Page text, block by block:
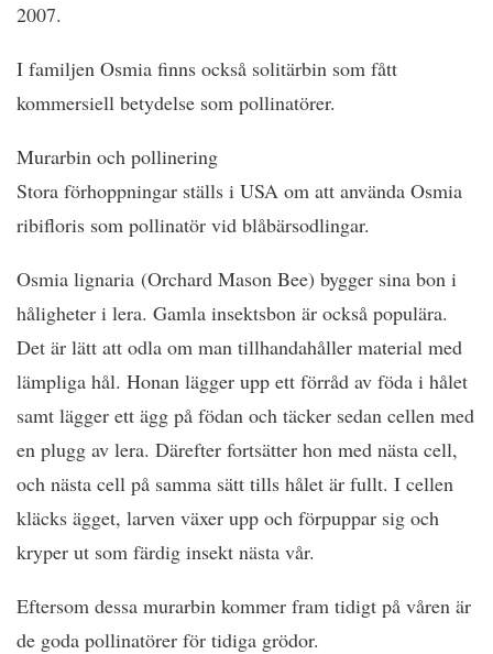
2007.
I familjen Osmia finns också solitärbin som fått
kommersiell betydelse som pollinatörer.
Murarbin och pollinering
Stora förhoppningar ställs i USA om att använda Osmia
ribifloris som pollinatör vid blåbärsodlingar.
Osmia lignaria (Orchard Mason Bee) bygger sina bon i
håligheter i lera. Gamla insektsbon är också populära.
Det är lätt att odla om man tillhandahåller material med
lämpliga hål. Honan lägger upp ett förråd av föda i hålet
samt lägger ett ägg på födan och täcker sedan cellen med
en plugg av lera. Därefter fortsätter hon med nästa cell,
och nästa cell på samma sätt tills hålet är fullt. I cellen
kläcks ägget, larven växer upp och förpuppar sig och
kryper ut som färdig insekt nästa vår.
Eftersom dessa murarbin kommer fram tidigt på våren är
de goda pollinatörer för tidiga grödor.